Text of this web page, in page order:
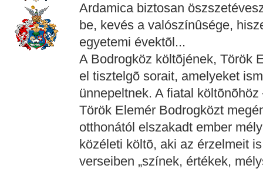
Ardamica biztosan
be, kevés a valószínûsége,
egyetemi évektõl...
A Bodrogköz költõjének, Török
el tisztelgõ sorait, amelyeket
ünnepeltnek. A fiatal
Török Elemér Bodrogközt
otthonától elszakadt ember
közéleti költõ, aki az érzelmeit
verseiben „színek, értékek,